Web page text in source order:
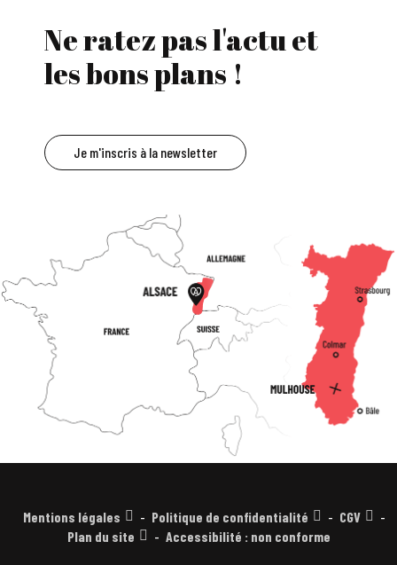
Ne ratez pas l'actu et
les bons plans !
Je m'inscris à la newsletter
Mentions légales Politique de confidentialité
CGV
Plan du site
Accessibilité : non conforme